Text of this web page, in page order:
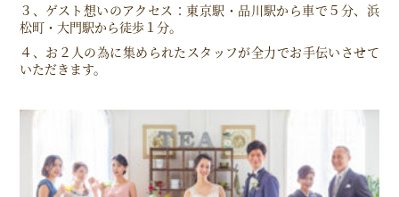
３、ゲスト想いのアクセス：東京駅・品川駅から車で５分、浜
松町・大門駅から徒歩１分。
４、お２人の為に集められたスタッフが全力でお手伝いさせて
いただきます。